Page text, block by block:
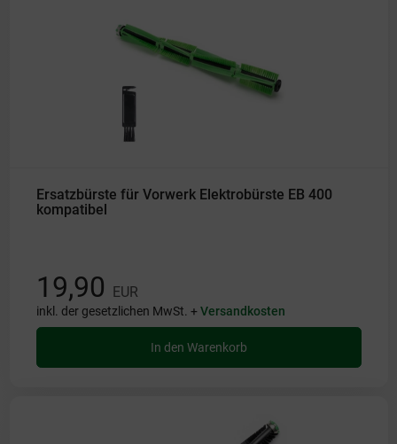
Ersatzbürste für Vorwerk Elektrobürste EB 400
kompatibel
19,90 EUR
inkl. der gesetzlichen MwSt. +Versandkosten
In den Warenkorb